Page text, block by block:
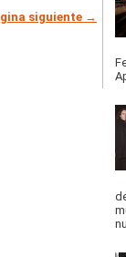
siguiente →